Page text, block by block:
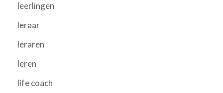
leerlingen
leraar
leraren
leren
life coach